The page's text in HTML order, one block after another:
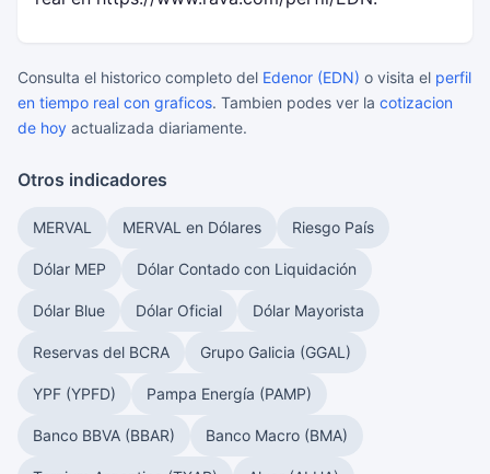
Consulta el historico completo del Edenor (EDN) o visita el perfil
en tiempo real con graficos. Tambien podes ver la cotizacion
de hoy actualizada diariamente.
Otros indicadores
MERVAL MERVAL en Dólares Riesgo País
Dólar MEP Dólar Contado con Liquidación
Dólar Blue Dólar Oficial Dólar Mayorista
Reservas del BCRA Grupo Galicia (GGAL)
YPF (YPFD) Pampa Energía (PAMP)
Banco BBVA (BBAR) Banco Macro (BMA)